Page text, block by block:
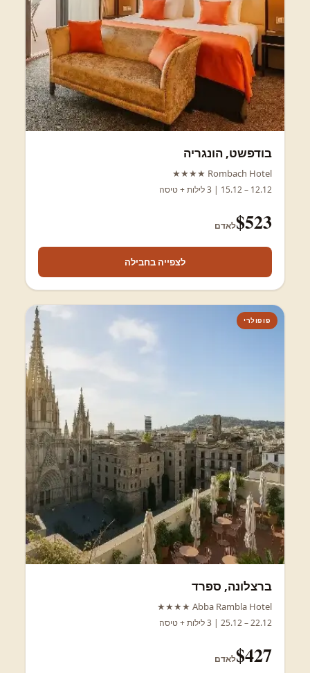
בודפשט, הונגריה
Rombach Hotel ★★★★
12.12 – 15.12 | 3 לילות + טיסה
$523לאדם
לצפייה בחבילה
פופולרי
ברצלונה, ספרד
Abba Rambla Hotel ★★★★
22.12 – 25.12 | 3 לילות + טיסה
$427לאדם